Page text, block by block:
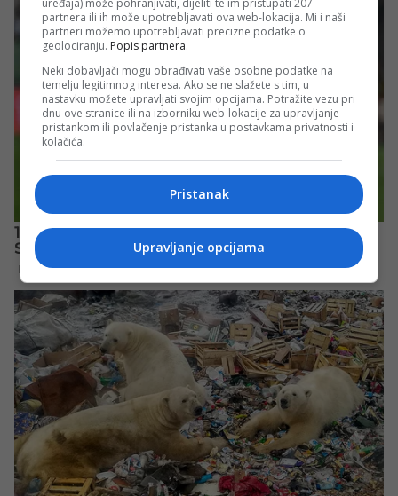
partnera ili ih može upotrebljavati ova web-lokacija. Mi i naši
partneri možemo upotrebljavati precizne podatke o
geolociranju. Popis partnera.
Neki dobavljači mogu obrađivati vaše osobne podatke na
temelju legitimnog interesa. Ako se ne slažete s tim, u
nastavku možete upravljati svojim opcijama. Potražite vezu pri
dnu ove stranice ili na izborniku web-lokacije za upravljanje
pristankom ili povlačenje pristanka u postavkama privatnosti i
kolačića.
Pristanak
Upravljanje opcijama